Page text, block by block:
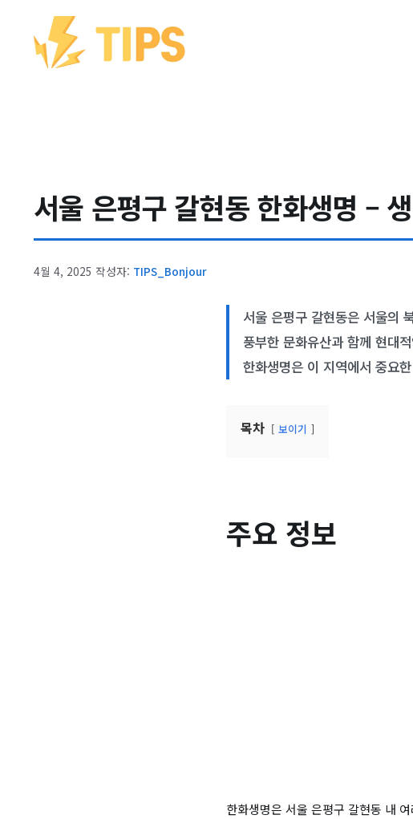
건너뛰기
서울 은평구 갈현동 한화생명 –
4월 4, 2025 작성자: TIPS_Bonjour
서울 은평구 갈현동은 서울의
풍부한 문화유산과 함께 현대
한화생명은 이 지역에서 중요
목차 보이기
주요 정보
한화생명은 서울 은평구 갈현동 내